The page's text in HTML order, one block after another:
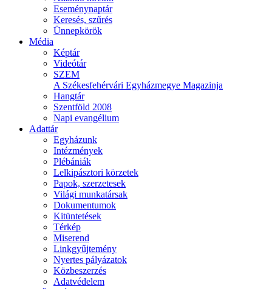
Eseménynaptár
Keresés, szűrés
Ünnepkörök
Média
Képtár
Videótár
SZEM
A Székesfehérvári Egyházmegye Magazinja
Hangtár
Szentföld 2008
Napi evangélium
Adattár
Egyházunk
Intézmények
Plébániák
Lelkipásztori körzetek
Papok, szerzetesek
Világi munkatársak
Dokumentumok
Kitüntetések
Térkép
Miserend
Linkgyűjtemény
Nyertes pályázatok
Közbeszerzés
Adatvédelem